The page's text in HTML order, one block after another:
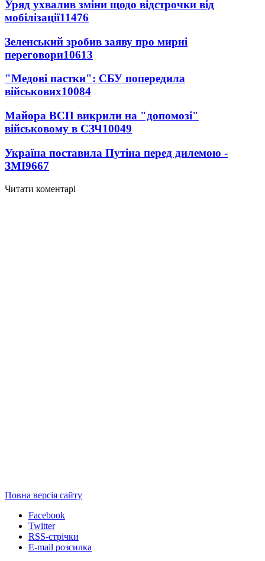
Уряд ухвалив зміни щодо відстрочки від
мобілізації11476
Зеленський зробив заяву про мирні
переговори10613
"Медові пастки": СБУ попередила
військових10084
Майора ВСП викрили на "допомозі"
військовому в СЗЧ10049
Україна поставила Путіна перед дилемою -
ЗМІ9667
Читати коментарі
Повна версія сайту
Facebook
Twitter
RSS-стрічки
E-mail розсилка